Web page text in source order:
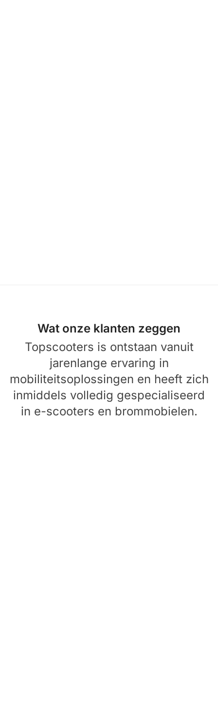
Wat onze klanten zeggen
Topscooters is ontstaan vanuit
jarenlange ervaring in
mobiliteitsoplossingen en heeft zich
inmiddels volledig gespecialiseerd
in e-scooters en brommobielen.